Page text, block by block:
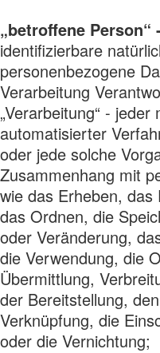
„betroffene Person“ -
identifizierbare
personenbezogene
Verarbeitung
„Verarbeitung“ -
automatisierter
oder jede solche
Zusammenhang mit
wie das Erheben,
das Ordnen, die
oder Veränderung,
die Verwendung, die
Übermittlung,
der Bereitstellung,
Verknüpfung, die
oder die Vernichtung;